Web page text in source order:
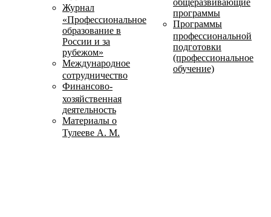
Журнал
«Профессиональное
образование в
России и за
рубежом»
Международное
сотрудничество
Финансово-
хозяйственная
деятельность
Материалы о
Тулееве А. М.
программы
Программы
профессиональной
подготовки
(профессиональное
обучение)